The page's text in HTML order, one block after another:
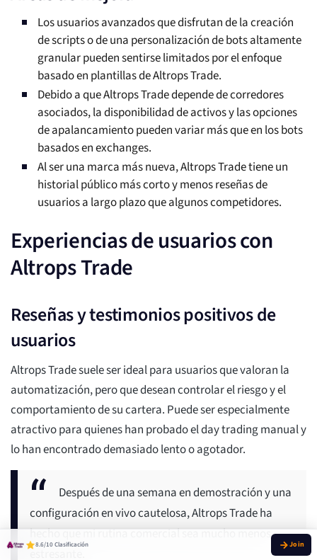
Los usuarios avanzados que disfrutan de la creación
de scripts o de una personalización de bots altamente
granular pueden sentirse limitados por el enfoque
basado en plantillas de Altrops Trade.
Debido a que Altrops Trade depende de corredores
asociados, la disponibilidad de activos y las opciones
de apalancamiento pueden variar más que en los bots
basados en exchanges.
Al ser una marca más nueva, Altrops Trade tiene un
historial público más corto y menos reseñas de
usuarios a largo plazo que algunos competidores.
Experiencias de usuarios con
Altrops Trade
Reseñas y testimonios positivos de
usuarios
Altrops Trade suele ser ideal para usuarios que valoran la
automatización, pero que desean controlar el riesgo y el
comportamiento de su cartera. Puede ser especialmente
atractivo para quienes han probado el day trading manual y
lo han encontrado demasiado lento o agotador.
Después de una semana en demostración y una
configuración en vivo cautelosa, Altrops Trade ha
hecho que mi rutina comercial sea mucho menos
estresante.
8.6/10 Clasificación